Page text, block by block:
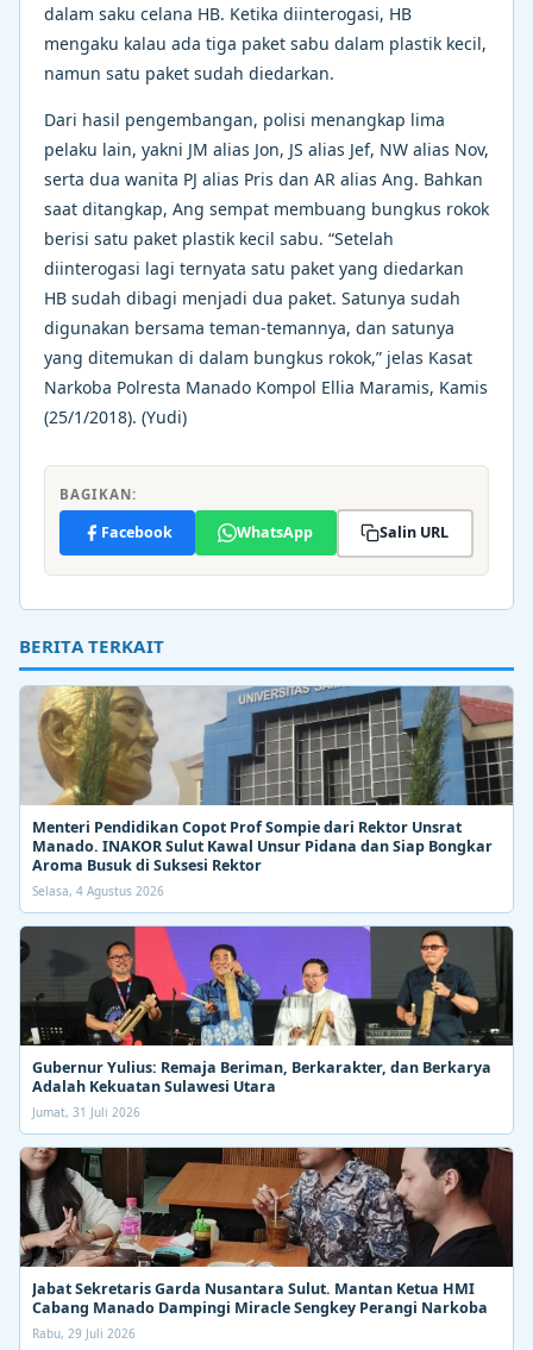
dalam saku celana HB. Ketika diinterogasi, HB
mengaku kalau ada tiga paket sabu dalam plastik kecil,
namun satu paket sudah diedarkan.
Dari hasil pengembangan, polisi menangkap lima
pelaku lain, yakni JM alias Jon, JS alias Jef, NW alias Nov,
serta dua wanita PJ alias Pris dan AR alias Ang. Bahkan
saat ditangkap, Ang sempat membuang bungkus rokok
berisi satu paket plastik kecil sabu. “Setelah
diinterogasi lagi ternyata satu paket yang diedarkan
HB sudah dibagi menjadi dua paket. Satunya sudah
digunakan bersama teman-temannya, dan satunya
yang ditemukan di dalam bungkus rokok,” jelas Kasat
Narkoba Polresta Manado Kompol Ellia Maramis, Kamis
(25/1/2018). (Yudi)
BAGIKAN:
Facebook WhatsApp Salin URL
BERITA TERKAIT
Menteri Pendidikan Copot Prof Sompie dari Rektor Unsrat
Manado. INAKOR Sulut Kawal Unsur Pidana dan Siap Bongkar
Aroma Busuk di Suksesi Rektor
Selasa, 4 Agustus 2026
Gubernur Yulius: Remaja Beriman, Berkarakter, dan Berkarya
Adalah Kekuatan Sulawesi Utara
Jumat, 31 Juli 2026
Jabat Sekretaris Garda Nusantara Sulut. Mantan Ketua HMI
Cabang Manado Dampingi Miracle Sengkey Perangi Narkoba
Rabu, 29 Juli 2026